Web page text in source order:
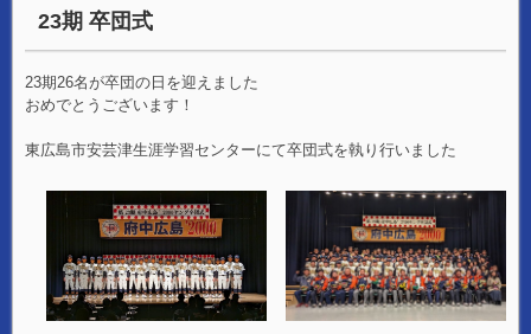
23期 卒団式
23期26名が卒団の日を迎えました
おめでとうございます！
東広島市安芸津生涯学習センターにて卒団式を執り行いました